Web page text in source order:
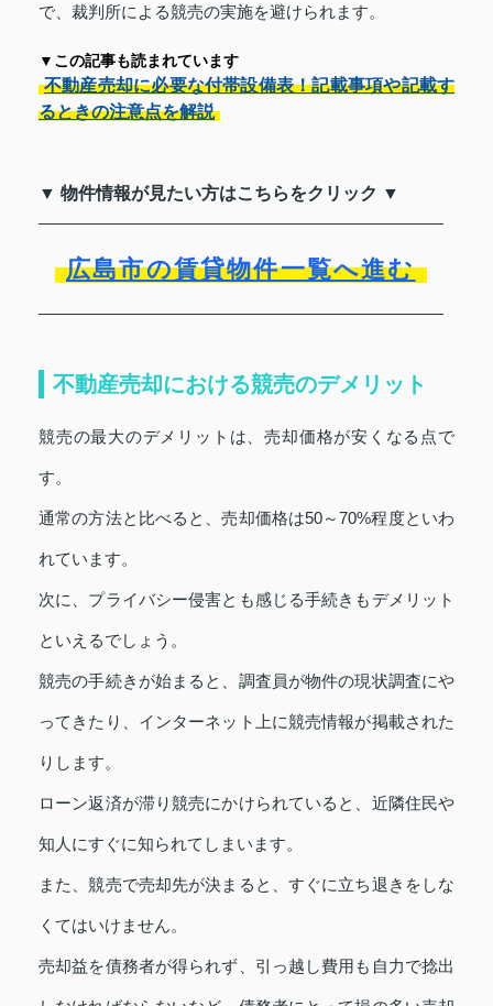
で、裁判所による競売の実施を避けられます。
▼この記事も読まれています
不動産売却に必要な付帯設備表！記載事項や記載す
るときの注意点を解説
▼ 物件情報が見たい方はこちらをクリック ▼
広島市の賃貸物件一覧へ進む
不動産売却における競売のデメリット
競売の最大のデメリットは、売却価格が安くなる点で
す。
通常の方法と比べると、売却価格は50～70%程度といわ
れています。
次に、プライバシー侵害とも感じる手続きもデメリット
といえるでしょう。
競売の手続きが始まると、調査員が物件の現状調査にや
ってきたり、インターネット上に競売情報が掲載された
りします。
ローン返済が滞り競売にかけられていると、近隣住民や
知人にすぐに知られてしまいます。
また、競売で売却先が決まると、すぐに立ち退きをしな
くてはいけません。
売却益を債務者が得られず、引っ越し費用も自力で捻出